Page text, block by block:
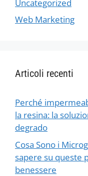
Uncategorized
Web Marketing
Articoli recenti
Perché
la resina: la
degrado
Cosa Sono i
sapere su queste
benessere